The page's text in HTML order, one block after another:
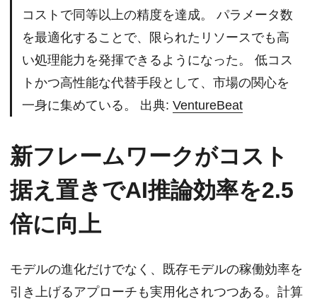
コストで同等以上の精度を達成。 パラメータ数
を最適化することで、限られたリソースでも高
い処理能力を発揮できるようになった。 低コス
トかつ高性能な代替手段として、市場の関心を
一身に集めている。 出典: VentureBeat
新フレームワークがコスト
据え置きでAI推論効率を2.5
倍に向上
モデルの進化だけでなく、既存モデルの稼働効率を
引き上げるアプローチも実用化されつつある。計算